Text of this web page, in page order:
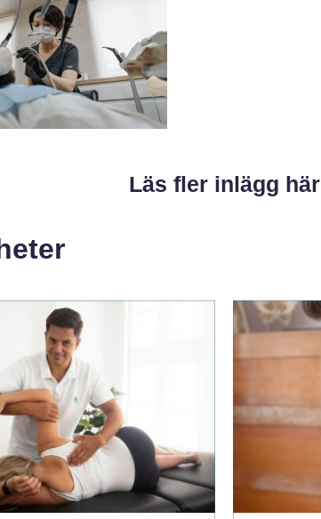
Läs fler inlägg här